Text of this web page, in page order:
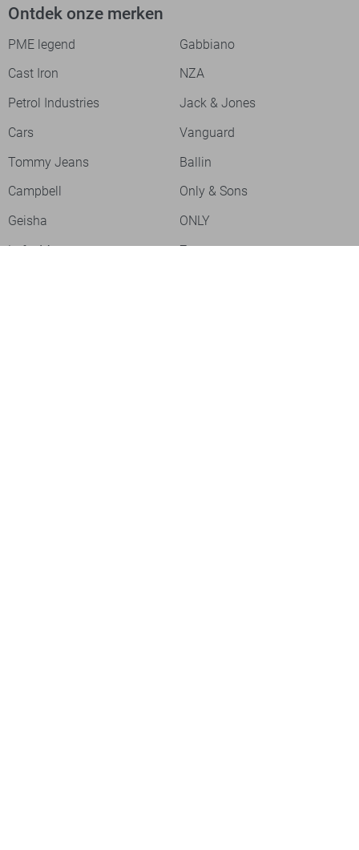
Ontdek onze merken
PME legend
Gabbiano
Cast Iron
NZA
Petrol Industries
Jack & Jones
Cars
Vanguard
Tommy Jeans
Ballin
Campbell
Only & Sons
Geisha
ONLY
Lofty Manner
Zoso